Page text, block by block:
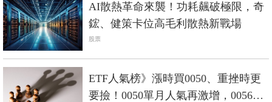
AI散熱革命來襲！功耗飆破極限，奇
鋐、健策卡位高毛利散熱新戰場
股票
ETF人氣榜》漲時買0050、重挫時更
要撿！0050單月人氣再激增，0056重